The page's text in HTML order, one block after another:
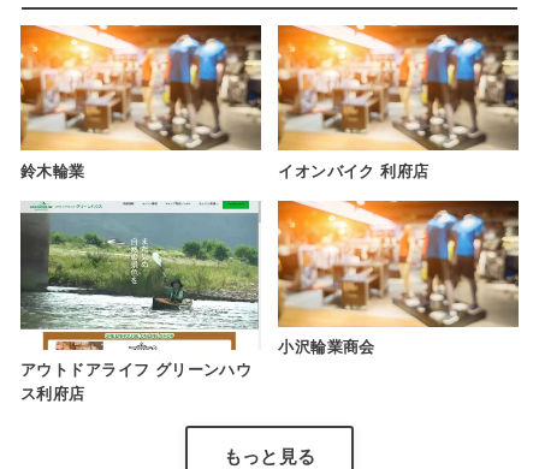
鈴木輪業 イオンバイク 利府店
アウトドアライフ グリーンハウ
ス利府店
小沢輪業商会
もっと見る